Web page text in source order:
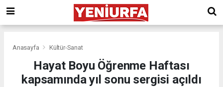
Anasayfa Kültür-Sanat
Hayat Boyu Öğrenme Haftası
kapsamında yıl sonu sergisi açıldı